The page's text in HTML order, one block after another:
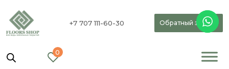
+7 707 111-60-30 Обратный звонок
0